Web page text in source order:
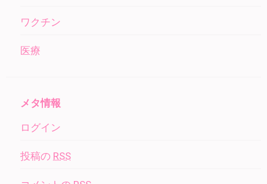
ワクチン
医療
メタ情報
ログイン
投稿の RSS